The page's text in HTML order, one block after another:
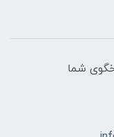
تا 18عصر پاسخگوی شما